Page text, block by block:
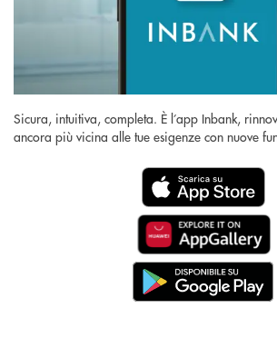
Sicura, intuitiva, completa. È l’app Inbank,
ancora più vicina alle tue esigenze con nuove